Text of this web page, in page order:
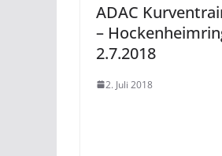
ADAC
–
2.7.2018
2. Juli 2018